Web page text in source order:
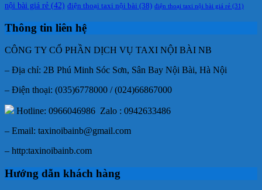
nội bài giá rẻ (42) điện thoại taxi nội bài (38) điện thoại taxi nội bài giá rẻ (31)
Thông tin liên hệ
CÔNG TY CỔ PHẦN DỊCH VỤ TAXI NỘI BÀI NB
– Địa chỉ: 2B Phú Minh Sóc Sơn, Sân Bay Nội Bài, Hà Nội
– Điện thoại: (035)6778000 / (024)66867000
Hotline: 0966046986 Zalo : 0942633486
– Email: taxinoibainb@gmail.com
– http:taxinoibainb.com
Hướng dẫn khách hàng